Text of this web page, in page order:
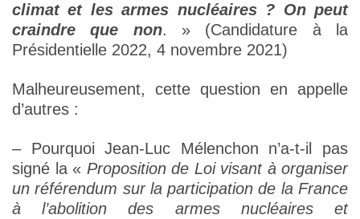
climat et les armes nucléaires ? On peut
craindre que non. » (Candidature à la
Présidentielle 2022, 4 novembre 2021)
Malheureusement, cette question en appelle
d’autres :
– Pourquoi Jean-Luc Mélenchon n’a-t-il pas
signé la « Proposition de Loi visant à organiser
un référendum sur la participation de la France
à l’abolition des armes nucléaires et